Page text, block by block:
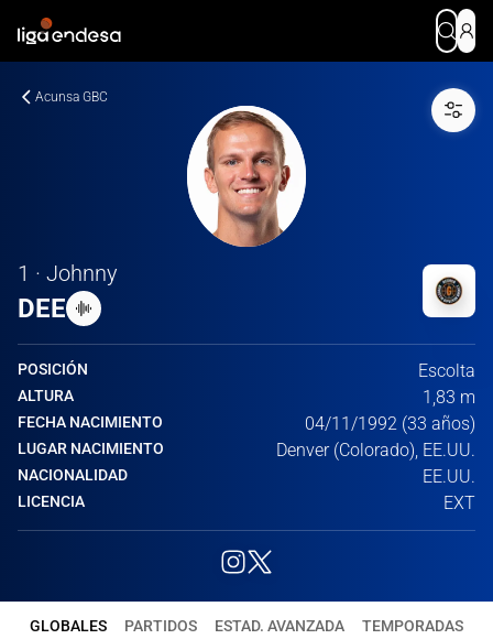
Acunsa GBC
1 · Johnny
DEE
POSICIÓN Escolta
ALTURA 1,83 m
FECHA NACIMIENTO 04/11/1992 (33 años)
LUGAR NACIMIENTO Denver (Colorado), EE.UU.
NACIONALIDAD EE.UU.
LICENCIA EXT
GLOBALES PARTIDOS ESTAD. AVANZADA TEMPORADAS